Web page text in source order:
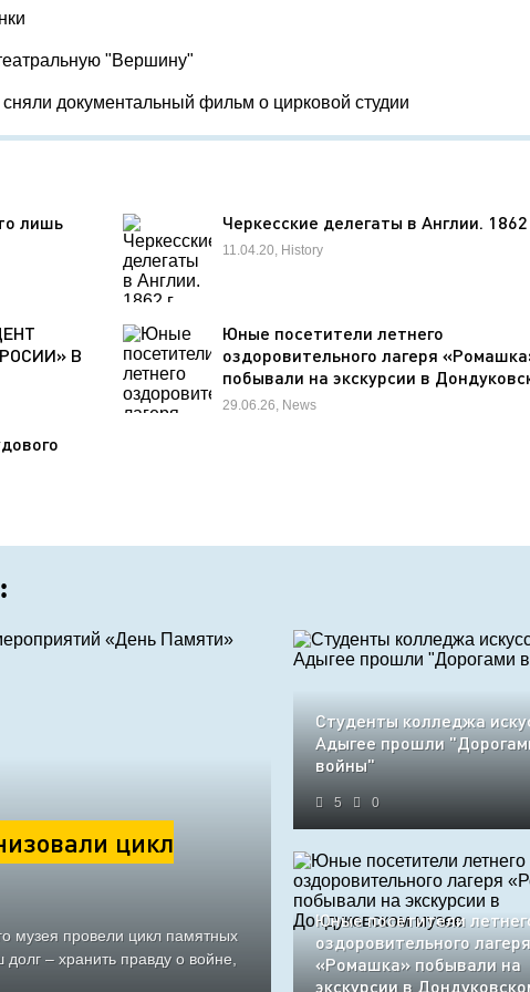
"Вершину"
документальный фильм о цирковой студии
лишь
Черкесские делегаты в Англии. 1862
11.04.20, History
В
Юные посетители летнего
оздоровительного лагеря
побывали на экскурсии в
музее
29.06.26, News
цикл
музея провели цикл памятных
– хранить правду о войне,
Студенты колледжа
Адыгее прошли
войны"
5 0
Юные посетители
оздоровительного лагеря
«Ромашка» побывали на
экскурсии в